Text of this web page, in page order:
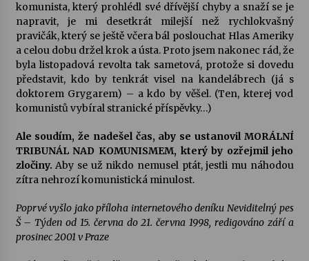
komunista, který prohlédl své dřívější chyby a snaží se je
napravit, je mi desetkrát milejší než rychlokvašný
pravičák, který se ještě včera bál poslouchat Hlas Ameriky
a celou dobu držel krok a ústa. Proto jsem nakonec rád, že
byla listopadová revolta tak sametová, protože si dovedu
představit, kdo by tenkrát visel na kandelábrech (já s
doktorem Grygarem) – a kdo by věšel. (Ten, kterej vod
komunistů vybíral stranické příspěvky…)
Ale soudím, že nadešel čas, aby se ustanovil MORÁLNÍ
TRIBUNÁL NAD KOMUNISMEM, který by ozřejmil jeho
zločiny. Aby se už nikdo nemusel ptát, jestli mu náhodou
zítra nehrozí komunistická minulost.
Poprvé vyšlo jako příloha internetového deníku Neviditelný pes
Š – Týden od 15. června do 21. června 1998, redigováno září a
prosinec 2001 v Praze